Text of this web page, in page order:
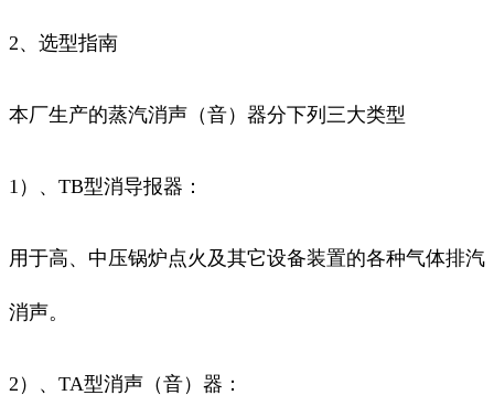
2、选型指南
本厂生产的蒸汽消声（音）器分下列三大类型
1）、TB型消导报器：
用于高、中压锅炉点火及其它设备装置的各种气体排汽
消声。
2）、TA型消声（音）器：